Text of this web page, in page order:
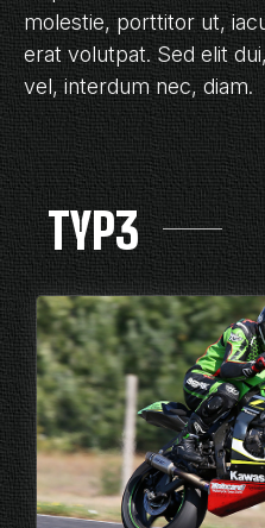
molestie, porttitor ut,
erat volutpat. Sed elit
vel, interdum nec, diam.
TYP3